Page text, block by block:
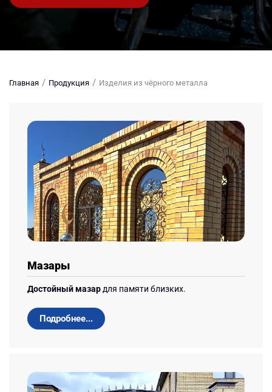
Главная Продукция Изделия из чёрного металла
Мазары
Достойный мазар для памяти близких.
Подробнее...